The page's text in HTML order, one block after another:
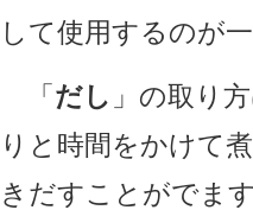
して使用するのが
「だし 」の取り
りと時間をかけて
きだすことがでま